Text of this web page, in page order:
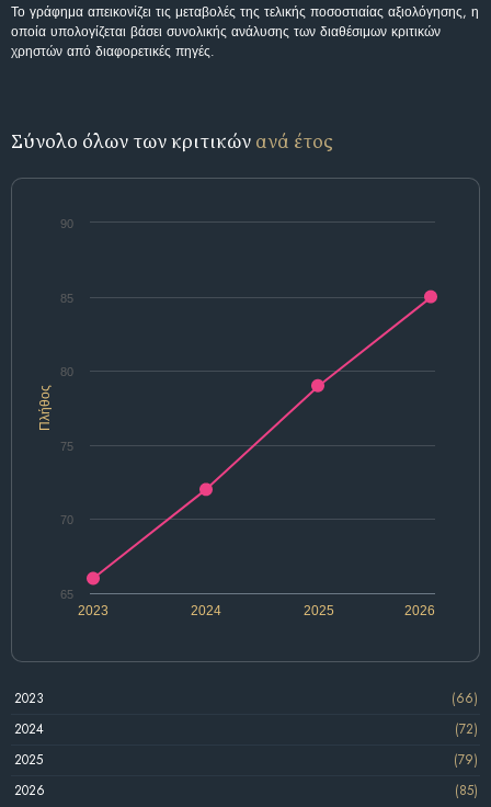
Το γράφημα απεικονίζει τις μεταβολές της τελικής ποσοστιαίας αξιολόγησης, η
οποία υπολογίζεται βάσει συνολικής ανάλυσης των διαθέσιμων κριτικών
χρηστών από διαφορετικές πηγές.
Σύνολο όλων των κριτικών ανά έτος
Πλήθος
2024 2026
2023 2025
65
70
75
80
85
90
2023
(66)
2024
(72)
2025
(79)
2026
(85)